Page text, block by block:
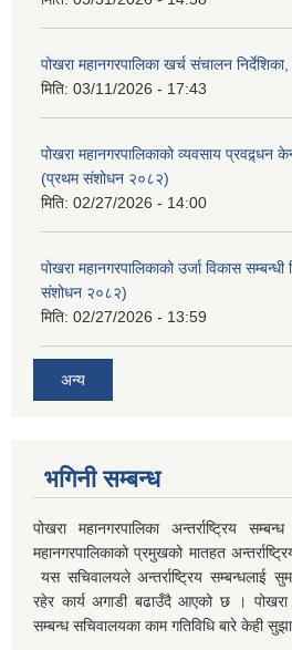
पोखरा महानगरपालिका खर्च संचालन
मिति: 03/11/2026 - 17:43
पोखरा महानगरपालिकाको व्यवसाय प्रवद्र्धन
(प्रथम संशोधन २०८२)
मिति: 02/27/2026 - 14:00
पोखरा महानगरपालिकाको उर्जा विकास
संशोधन २०८२)
मिति: 02/27/2026 - 13:59
अन्य
भगिनी सम्बन्ध
पोखरा महानगरपालिका अन्तर्राष्ट्रिय
महानगरपालिकाको प्रमुखको मातहत
यस सचिवालयले अन्तर्राष्ट्रिय सम्बन्धलाई
रहेर कार्य अगाडी बढाउँदै आएको छ । पोखरा
सम्बन्ध सचिवालयका काम गतिविधि बारे केही